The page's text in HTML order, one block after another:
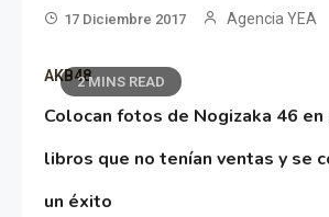
17 Diciembre 2017 Agencia YEA
2 MINS READ
AKB48
Colocan fotos de Nogizaka 46
libros que no tenían ventas y se
un éxito